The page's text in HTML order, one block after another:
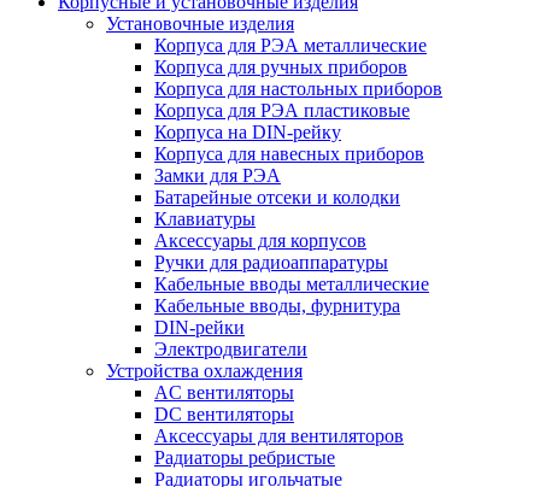
Установочные изделия
Корпуса для РЭА металлические
Корпуса для ручных приборов
Корпуса для настольных приборов
Корпуса для РЭА пластиковые
Корпуса на DIN-рейку
Корпуса для навесных приборов
Замки для РЭА
Батарейные отсеки и колодки
Клавиатуры
Аксессуары для корпусов
Ручки для радиоаппаратуры
Кабельные вводы металлические
Кабельные вводы, фурнитура
DIN-рейки
Электродвигатели
Устройства охлаждения
AC вентиляторы
DC вентиляторы
Аксессуары для вентиляторов
Радиаторы ребристые
Радиаторы игольчатые